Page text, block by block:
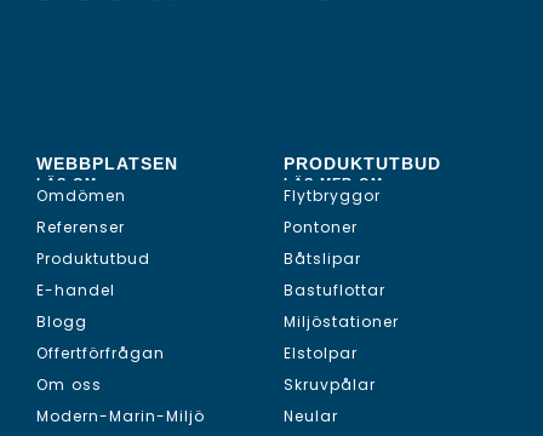
WEBBPLATSEN
LÄS OM...
Omdömen
Referenser
Produktutbud
E-handel
Blogg
Offertförfrågan
Om oss
Modern-Marin-Miljö
PRODUKTUTBUD
LÄS MER OM...
Flytbryggor
Pontoner
Båtslipar
Bastuflottar
Miljöstationer
Elstolpar
Skruvpålar
Neular